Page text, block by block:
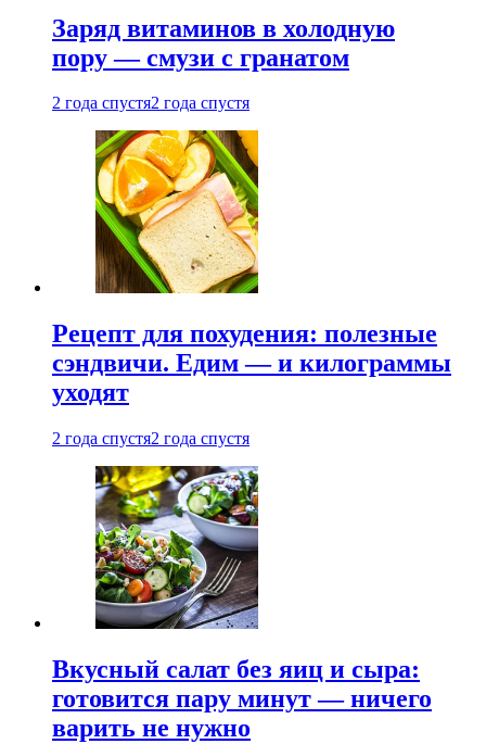
Заряд витаминов в холодную
пору — смузи с гранатом
2 года спустя2 года спустя
Рецепт для похудения: полезные
сэндвичи. Едим — и килограммы
уходят
2 года спустя2 года спустя
Вкусный салат без яиц и сыра:
готовится пару минут — ничего
варить не нужно